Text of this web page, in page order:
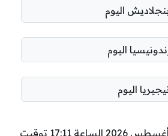
اليوم
اليوم
اليوم
آخر تحديث: الجمعة 7 أغسطس 2026 الساعة 17:11 توقيت